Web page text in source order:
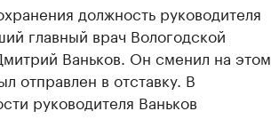
должность руководителя
главный врач Вологодской
Ваньков. Он сменил на этом
отправлен в отставку. В
руководителя Ваньков